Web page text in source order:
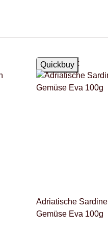
Quickbuy
Ausverkauft
Adriatische
Gemüse Eva 100g